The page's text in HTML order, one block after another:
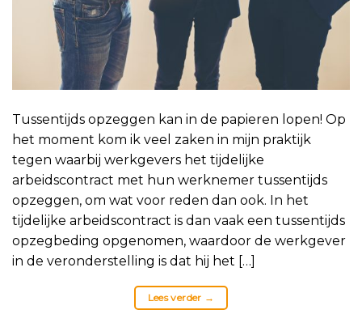
Tussentijds opzeggen kan in de papieren lopen! Op
het moment kom ik veel zaken in mijn praktijk
tegen waarbij werkgevers het tijdelijke
arbeidscontract met hun werknemer tussentijds
opzeggen, om wat voor reden dan ook. In het
tijdelijke arbeidscontract is dan vaak een tussentijds
opzegbeding opgenomen, waardoor de werkgever
in de veronderstelling is dat hij het […]
Lees verder →